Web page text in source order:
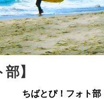
】
ちばとぴ！フォト部